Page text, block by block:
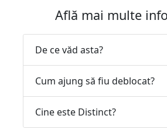
Află mai multe
De ce văd asta?
Cum ajung să fiu deblocat?
Cine este Distinct?